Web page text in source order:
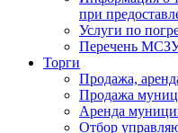
при
Услуги по
Перечень
Торги
Продажа,
Продажа
Аренда
Отбор